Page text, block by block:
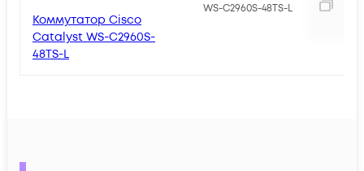
Коммутатор Cisco
Catalyst WS-C2960S-
48TS-L
WS-C2960S-48TS-L